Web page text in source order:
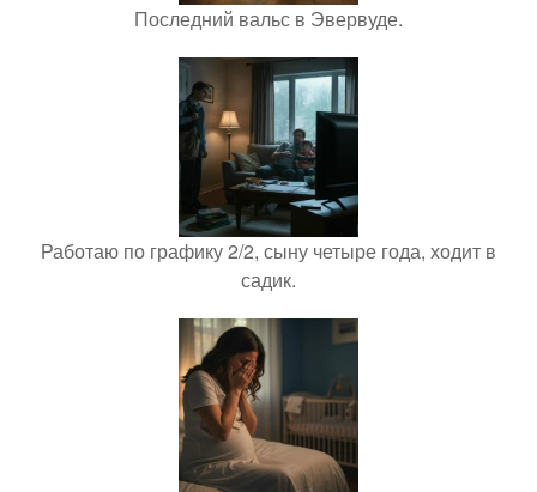
Последний вальс в Эвервуде.
Работаю по графику 2/2, сыну четыре года, ходит в
садик.